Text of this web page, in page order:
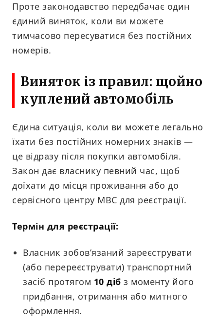
Проте законодавство передбачає один
єдиний виняток, коли ви можете
тимчасово пересуватися без постійних
номерів.
Виняток із правил: щойно
куплений автомобіль
Єдина ситуація, коли ви можете легально
їхати без постійних номерних знаків —
це відразу після покупки автомобіля.
Закон дає власнику певний час, щоб
доїхати до місця проживання або до
сервісного центру МВС для реєстрації.
Термін для реєстрації:
Власник зобов’язаний зареєструвати
(або перереєструвати) транспортний
засіб протягом 10 діб з моменту його
придбання, отримання або митного
оформлення.